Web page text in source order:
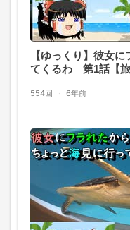
【ゆっくり】彼女
てくるわ 第1話【旅
554回 · 6年前